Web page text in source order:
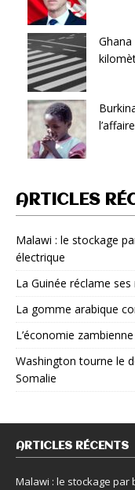
ARTICLES
Malawi : le stockage
électrique
La Guinée réclame
La gomme arabique
L’économie
Washington tourne le
Somalie
ARTICLES RÉCENTS
Malawi : le stockage